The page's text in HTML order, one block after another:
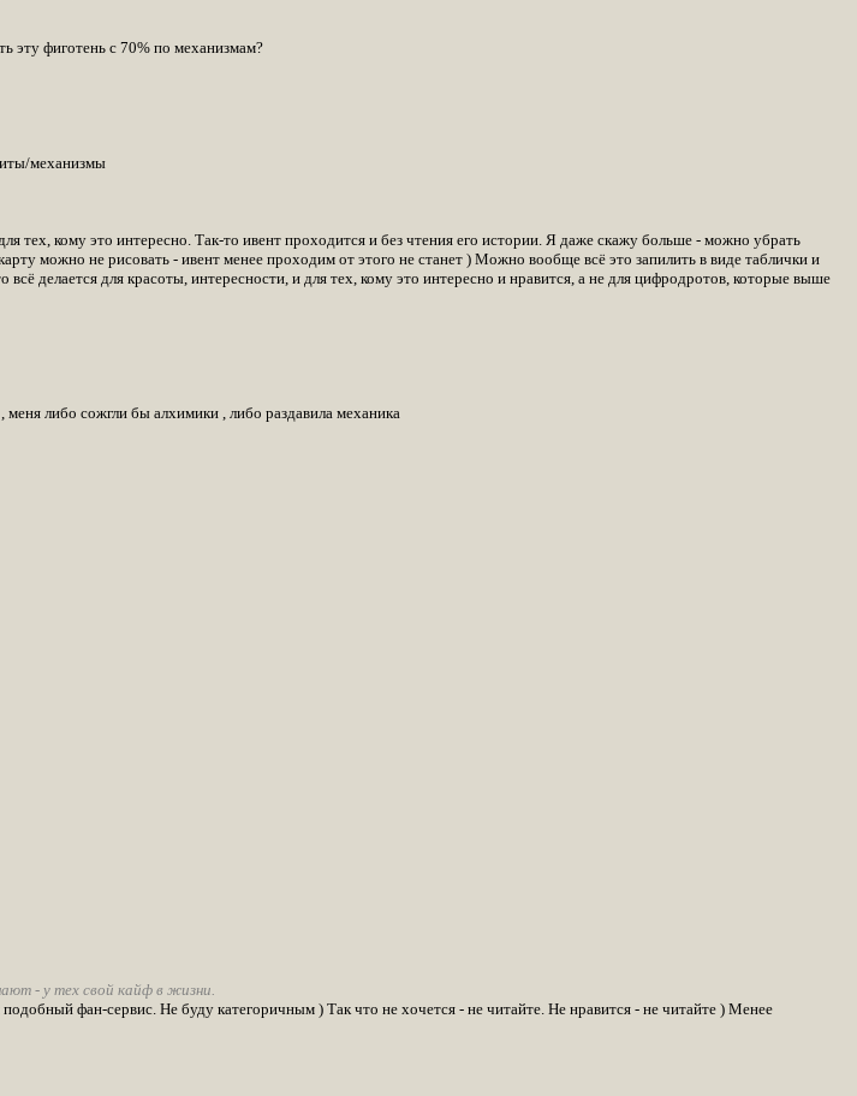
эту фиготень с 70% по механизмам?
механизмы
тех, кому это интересно. Так-то ивент проходится и без чтения его истории. Я даже скажу больше - можно убрать
можно не рисовать - ивент менее проходим от этого не станет ) Можно вообще всё это запилить в виде таблички и
делается для красоты, интересности, и для тех, кому это интересно и нравится, а не для цифродротов, которые выше
либо сожгли бы алхимики , либо раздавила механика
- у тех свой кайф в жизни.
фан-сервис. Не буду категоричным ) Так что не хочется - не читайте. Не нравится - не читайте ) Менее